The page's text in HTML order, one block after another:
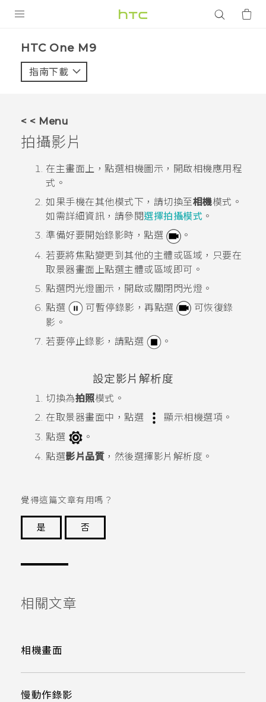
VIVE
支援服務
HTC One M9‎
指南下載
< < Menu
拍攝影片
在主畫面上，點選相機圖示，開啟相機應用程
式。
如果手機在其他模式下，請切換至相機模式。
如需詳細資訊，請參閱選擇拍攝模式 。
準備好要開始錄影時，點選
。
若要將焦點變更到其他的主體或區域，只要在
取景器畫面上點選主體或區域即可。
點選閃光燈圖示，開啟或關閉閃光燈。
點選
可暫停錄影，再點選
可恢復錄
影。
若要停止錄影，請點選
。
設定影片解析度
切換為拍照模式。
在取景器畫面中，點選
顯示相機選項。
點選
。
點選影片品質 ，然後選擇影片解析度。
覺得這篇文章有用嗎？
是
否
相關文章
相機畫面
慢動作錄影